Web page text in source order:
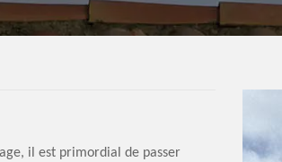
il est primordial de passer